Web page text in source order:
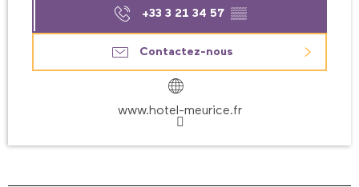
+33 3 21 34 57 ▒▒
Contactez-nous
www.hotel-meurice.fr